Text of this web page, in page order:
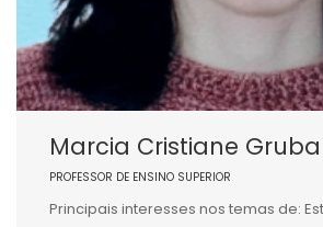
Marcia Cristiane Gruba
PROFESSOR DE ENSINO SUPERIOR
Principais interesses nos temas de: